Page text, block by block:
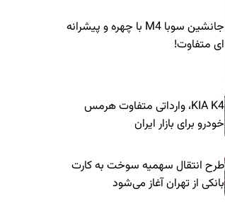
جانشین سوبا M4 با چهره و پیشرانه
ای متفاوت!
KIA K4، وارداتی متفاوت هرمس
خودرو برای بازار ایران
طرح انتقال سهمیه سوخت به کارت
بانکی از تهران آغاز می‌شود